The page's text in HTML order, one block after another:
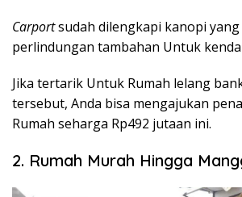
Carportsudah dilengkapi kanopi
perlindungan tambahan Untuk
Jika tertarik Untuk Rumah lelang
tersebut, Anda bisa mengajukan
Rumah seharga Rp492 jutaan ini.
2. Rumah Murah Hingga